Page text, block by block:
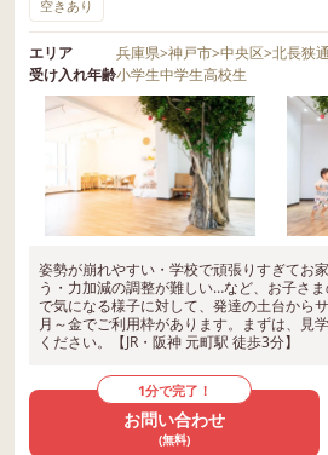
空きあり
エリア 兵庫県>神戸市>中央区>北長狭通
受け入れ年齢小学生中学生高校生
姿勢が崩れやすい・学校で頑張りすぎてお
う・力加減の調整が難しい…など、お子さ
で気になる様子に対して、発達の土台から
月～金でご利用枠があります。まずは、見
ください。【JR・阪神 元町駅 徒歩3分】
1分で完了！
お問い合わせ
(無料)